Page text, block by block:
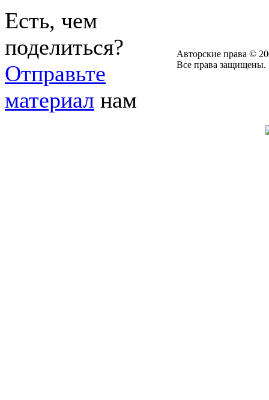
Есть, чем
поделиться?
Отправьте
материал нам
Авторские права ©
Все права защищены.